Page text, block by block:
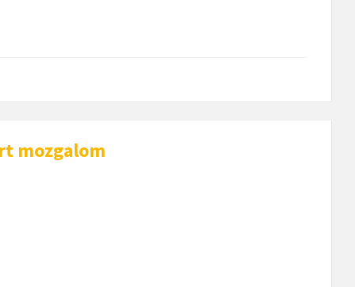
mozgalom